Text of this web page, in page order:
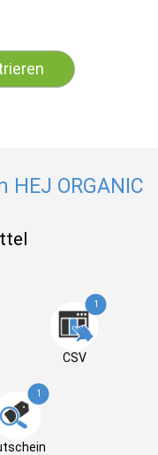
ORGANIC
1
CSV
1